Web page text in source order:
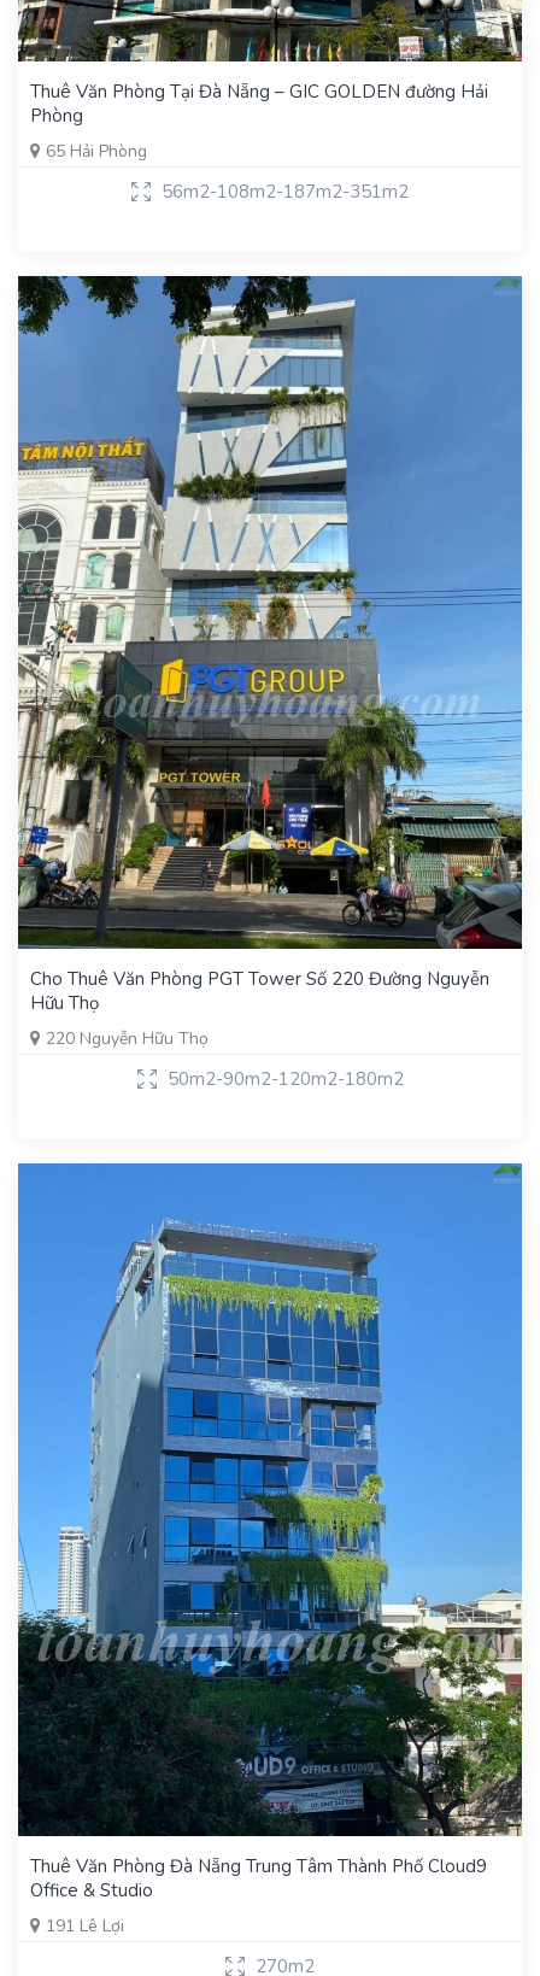
Thuê Văn Phòng Tại Đà Nẵng – GIC GOLDEN đường Hải
Phòng
65 Hải Phòng
56m2-108m2-187m2-351m2
Cho Thuê Văn Phòng PGT Tower Số 220 Đường Nguyễn
Hữu Thọ
220 Nguyễn Hữu Thọ
50m2-90m2-120m2-180m2
Thuê Văn Phòng Đà Nẵng Trung Tâm Thành Phố Cloud9
Office & Studio
191 Lê Lợi
270m2